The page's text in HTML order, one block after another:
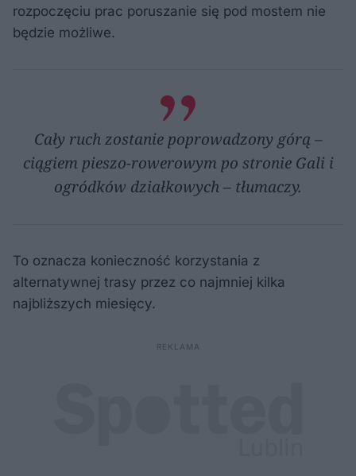
rozpoczęciu prac poruszanie się pod mostem nie
będzie możliwe.
Cały ruch zostanie poprowadzony górą –
ciągiem pieszo-rowerowym po stronie Gali i
ogródków działkowych – tłumaczy.
To oznacza konieczność korzystania z
alternatywnej trasy przez co najmniej kilka
najbliższych miesięcy.